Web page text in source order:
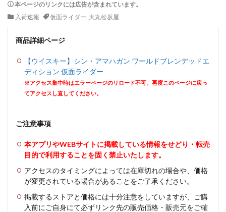
本ページのリンクには広告が含まれています。
入荷速報
仮面ライダー, 大丸松坂屋
商品詳細ページ
【ウイスキー】シン・アマハガン ワールドブレンデッドエ
ディション 仮面ライダー
※アクセス集中時はエラーページのリロード不可。再度このページに戻っ
てアクセスし直してください。
ご注意事項
本アプリやWEBサイトに掲載している情報をせどり・転売
目的で利用することを固く禁止いたします。
アクセスのタイミングによっては在庫切れの場合や、価格
が変更されている場合があることをご了承ください。
掲載するストアと価格には十分注意をしていますが、ご購
入前にご自身にて必ずリンク先の販売価格・販売元をご確